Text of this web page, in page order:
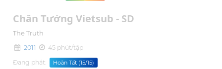
Chân Tướng Vietsub - SD
The Truth
2011
45 phút/tập
Đang phát:
Hoàn Tất (15/15)